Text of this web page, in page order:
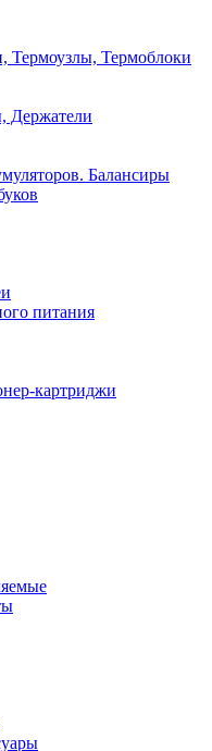
Термоузлы, Термоблоки
Балансиры
питания
картриджи